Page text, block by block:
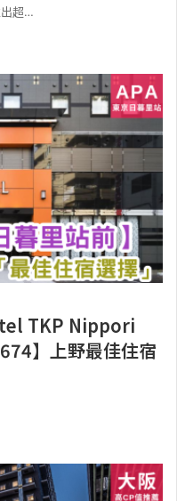
出超…
TKP Nippori
】上野最佳住宿